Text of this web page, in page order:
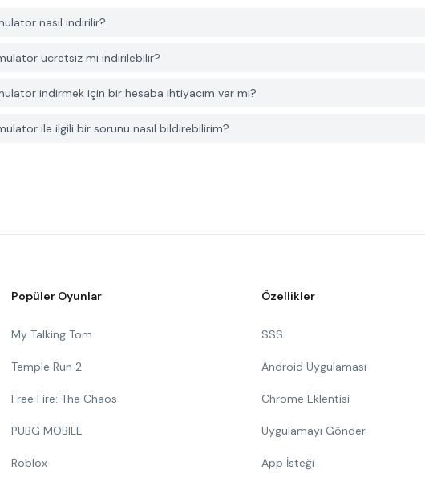
nasıl indirilir?
ücretsiz mi indirilebilir?
indirmek için bir hesaba ihtiyacım var mı?
ile ilgili bir sorunu nasıl bildirebilirim?
Popüler Oyunlar
My Talking Tom
Temple Run 2
Free Fire: The Chaos
PUBG MOBILE
Roblox
Özellikler
SSS
Android Uygulaması
Chrome Eklentisi
Uygulamayı Gönder
App İsteği